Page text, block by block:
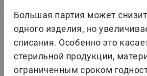
Большая партия может
одного изделия, но
списания. Особенно это
стерильной продукции,
ограниченным сроком